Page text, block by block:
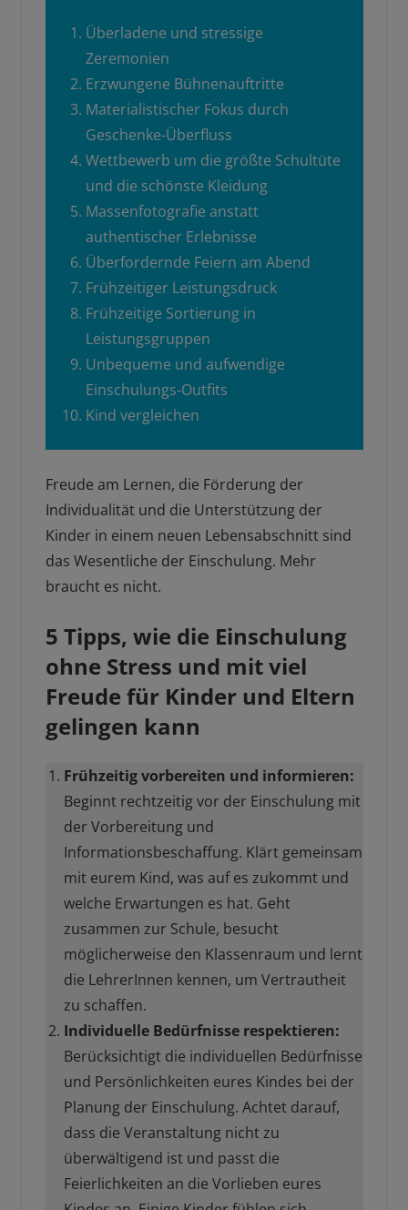
Überladene und stressige
Zeremonien
Erzwungene Bühnenauftritte
Materialistischer Fokus durch
Geschenke-Überfluss
Wettbewerb um die größte Schultüte
und die schönste Kleidung
Massenfotografie anstatt
authentischer Erlebnisse
Überfordernde Feiern am Abend
Frühzeitiger Leistungsdruck
Frühzeitige Sortierung in
Leistungsgruppen
Unbequeme und aufwendige
Einschulungs-Outfits
Kind vergleichen
Freude am Lernen, die Förderung der
Individualität und die Unterstützung der
Kinder in einem neuen Lebensabschnitt sind
das Wesentliche der Einschulung. Mehr
braucht es nicht.
5 Tipps, wie die Einschulung
ohne Stress und mit viel
Freude für Kinder und Eltern
gelingen kann
Frühzeitig vorbereiten und informieren:
Beginnt rechtzeitig vor der Einschulung mit
der Vorbereitung und
Informationsbeschaffung. Klärt gemeinsam
mit eurem Kind, was auf es zukommt und
welche Erwartungen es hat. Geht
zusammen zur Schule, besucht
möglicherweise den Klassenraum und lernt
die LehrerInnen kennen, um Vertrautheit
zu schaffen.
Individuelle Bedürfnisse respektieren:
Berücksichtigt die individuellen Bedürfnisse
und Persönlichkeiten eures Kindes bei der
Planung der Einschulung. Achtet darauf,
dass die Veranstaltung nicht zu
überwältigend ist und passt die
Feierlichkeiten an die Vorlieben eures